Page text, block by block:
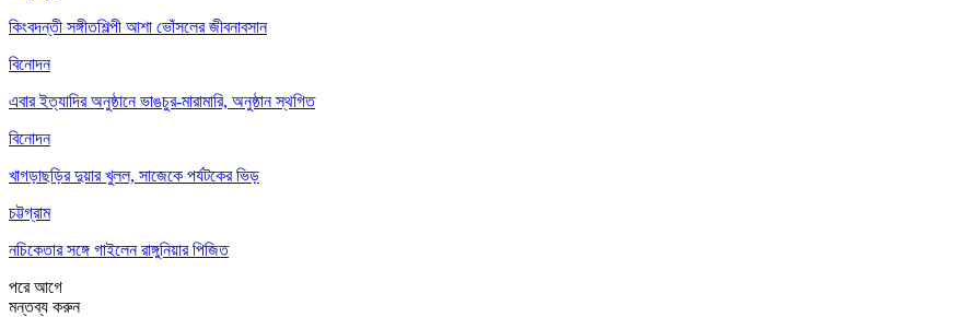
কিংবদন্তী সঙ্গীতশিল্পী আশা ভোঁসলের জীবনাবসান
বিনোদন
এবার ইত্যাদির অনুষ্ঠানে ভাঙচুর-মারামারি, অনুষ্ঠান স্থগিত
বিনোদন
খাগড়াছড়ির দুয়ার খুলল, সাজেকে পর্যটকের ভিড়
চট্টগ্রাম
নচিকেতার সঙ্গে গাইলেন রাঙ্গুনিয়ার পিজিত
পরেআগে
মন্তব্য করুন